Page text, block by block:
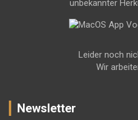
unbekannter
Leider noch
Wir
Newsletter